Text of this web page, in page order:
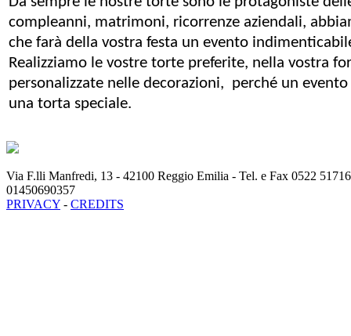
compleanni, matrimoni, ricorrenze aziendali,
che farà della vostra festa un evento
Realizziamo le vostre torte preferite, nella vostra
personalizzate nelle decorazioni, perché un
una torta speciale.
Via F.lli Manfredi, 13 - 42100 Reggio Emilia - Tel. e Fax 0522
01450690357
PRIVACY - CREDITS